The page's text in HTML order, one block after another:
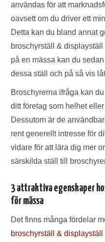
användas för att
oavsett om du driver ett
Detta kan du bland annat
broschyrställ &
på en mässa kan du
dessa ställ och på så vis
Broschyrerna ifråga kan
ditt företag som helhet
Dessutom är de
rent generellt intresse för
vidare för att lära dig mer
särskilda ställ till
3 attraktiva egenskaper
för mässa
Det finns många fördelar
broschyrställ & displayställ